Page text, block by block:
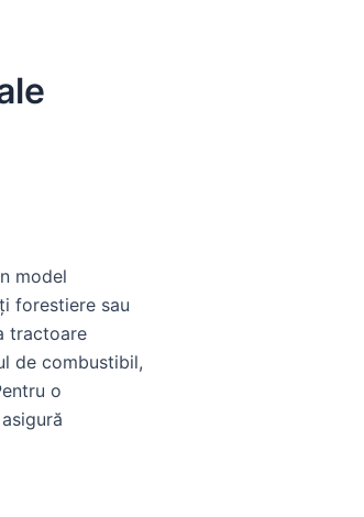
model
forestiere sau
tractoare
de combustibil,
o